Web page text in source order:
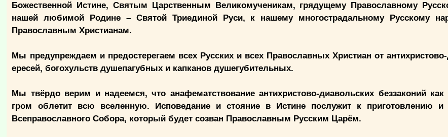
Божественной Истине, Святым Царственным Великомученикам, грядущему Православному
нашей любимой Родине – Святой Триединой Руси, к нашему многострадальному Русскому
Православным Христианам.
Мы предупреждаем и предостерегаем всех Русских и всех Православных Христиан от
ересей, богохульств душепагубных и капканов душегубительных.
Мы твёрдо верим и надеемся, что анафематствование антихристово-диавольских беззаконий как
гром облетит всю вселенную. Исповедание и стояние в Истине послужит к приготовлению и
Всеправославного Собора, который будет созван Православным Русским Царём.